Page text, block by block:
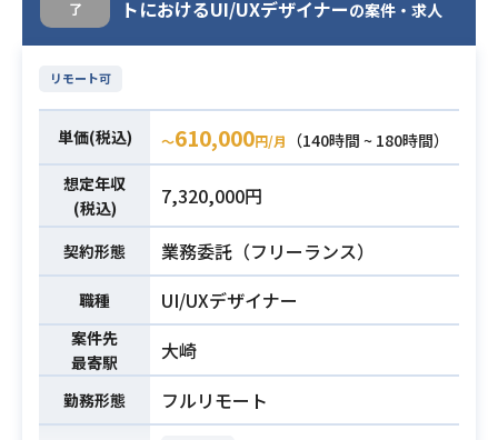
業務内容
プの作成、
デザインガイドラインに沿ったレビ
下記の業務を担っていただく想定で
【業務内容】
・課題の抽出、打ち手の検討、WFや
カスタマージャーニーマップの作成
・プラン整理、現状診断、課題解決
案、ゴール、結果指標などの設計と
ドキュメント化
・ステークホルダーへのプレゼン、
承認リード、決定プロセスの推進
・UIデザイナーが作成した画面デザ
了 トにおけるUI/UXデザイナーの案件・求人
リモート可
単価(税込) 〜610,000円/月
（140時間 ~ 180時間）
想定年収
(税込)
7,320,000円
契約形態 業務委託（フリーランス）
職種 UI/UXデザイナー
案件先
最寄駅
大崎
勤務形態 フルリモート